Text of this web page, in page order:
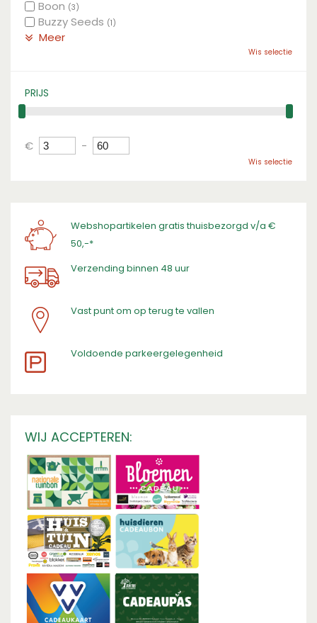
Boon (3)
Buzzy Seeds (1)
Meer
Wis selectie
PRIJS
€ -
Wis selectie
Webshopartikelen gratis thuisbezorgd v/a €
50,-*
Verzending binnen 48 uur
Vast punt om op terug te vallen
​Voldoende parkeergelegenheid
WIJ ACCEPTEREN: